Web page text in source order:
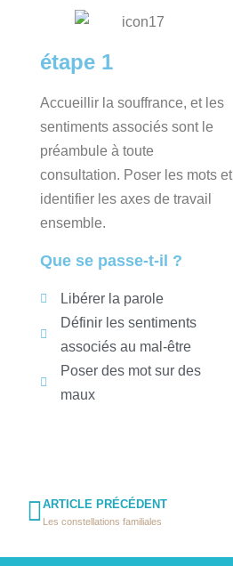
étape 1
Accueillir la souffrance, et les
sentiments associés sont le
préambule à toute
consultation. Poser les mots et
identifier les axes de travail
ensemble.
Que se passe-t-il ?
Libérer la parole
Définir les sentiments
associés au mal-être
Poser des mot sur des
maux
ARTICLE PRÉCÉDENT
Les constellations familiales